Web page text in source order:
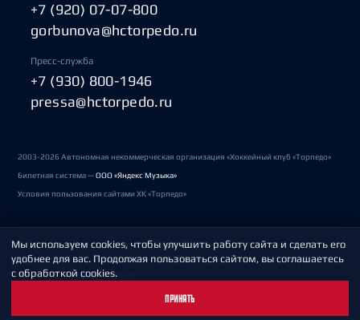
+7 (920) 07-07-800
gorbunova@hctorpedo.ru
Пресс-служба
+7 (930) 800-1946
pressa@hctorpedo.ru
2003-2026 Автономная некоммерческая организация «Хоккейный клуб «Торпедо»
Билетная система —ООО «Яндекс Музыка»
Условия пользования сайтами ХК «Торпедо»
Политика обработки персональных данных
Пользовательское соглашение
Мы используем cookies, чтобы улучшить работу сайта и сделать его
удобнее для вас. Продолжая пользоваться сайтом, вы соглашаетесь
с обработкой cookies.
ПРИНЯТЬ